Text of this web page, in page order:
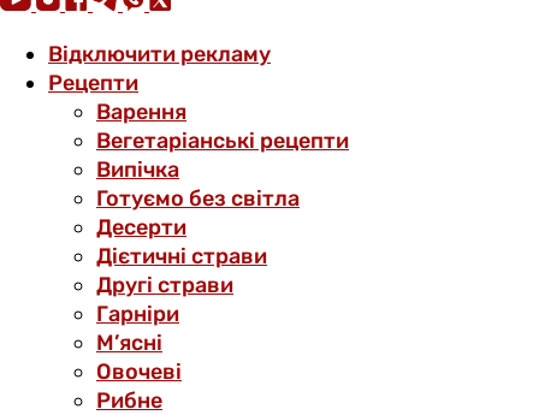
Відключити рекламу
Рецепти
Варення
Вегетаріанські рецепти
Випічка
Готуємо без світла
Десерти
Дієтичні страви
Другі страви
Гарніри
М’ясні
Овочеві
Рибне